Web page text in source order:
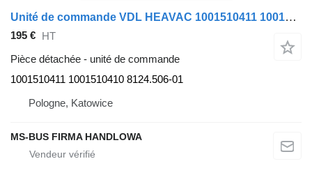
Unité de commande VDL HEAVAC 1001510411 1001510410 pour bus VDL Bova MAGIQ
195 € HT
Pièce détachée - unité de commande
1001510411 1001510410 8124.506-01
Pologne, Katowice
MS-BUS FIRMA HANDLOWA